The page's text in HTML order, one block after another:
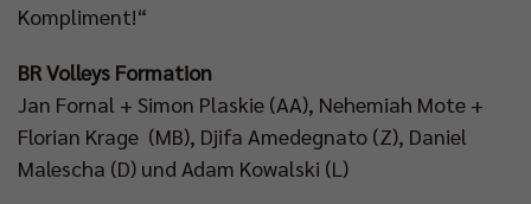
Kompliment!“
BR Volleys Formation
Jan Fornal + Simon Plaskie (AA), Nehemiah Mote +
Florian Krage (MB), Djifa Amedegnato (Z), Daniel
Malescha (D) und Adam Kowalski (L)